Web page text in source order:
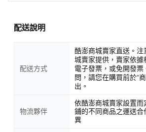
配送說明
配送方式
酷澎商城賣家直送。注
城賣家提供，賣家依
電子發票，或免開發
問，請您在購買前於“
出。
物流夥伴
依酷澎商城賣家設置而
鋪的不同商品之運送合
異